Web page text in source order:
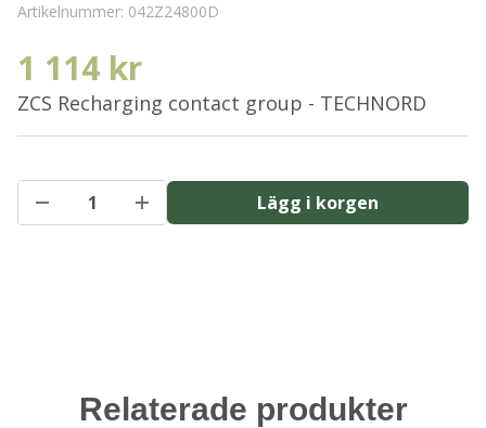
Artikelnummer: 042Z24800D
1 114 kr
ZCS Recharging contact group - TECHNORD
Lägg i korgen
Relaterade produkter